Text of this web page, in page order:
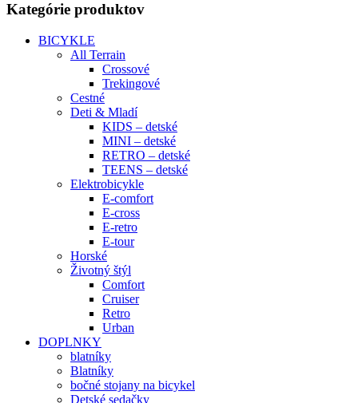
Kategórie produktov
BICYKLE
All Terrain
Crossové
Trekingové
Cestné
Deti & Mladí
KIDS – detské
MINI – detské
RETRO – detské
TEENS – detské
Elektrobicykle
E-comfort
E-cross
E-retro
E-tour
Horské
Životný štýl
Comfort
Cruiser
Retro
Urban
DOPLNKY
blatníky
Blatníky
bočné stojany na bicykel
Detské sedačky